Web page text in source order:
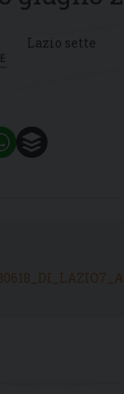
Lazio sette